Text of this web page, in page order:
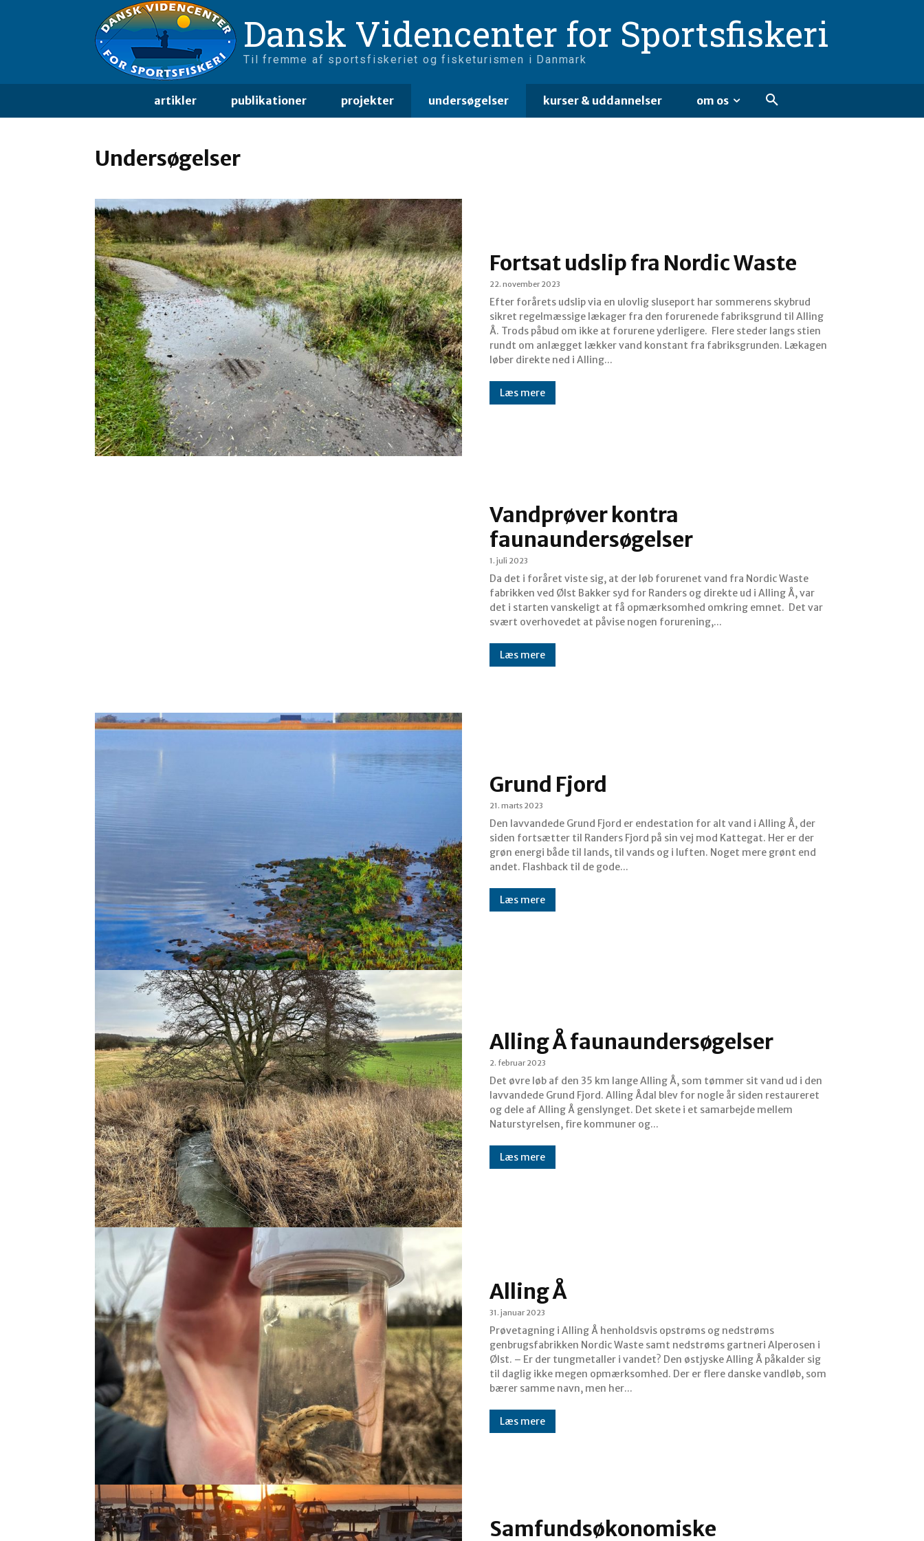
Dansk Videncenter for Sportsfiskeri
Til fremme af sportsfiskeriet og fisketurismen i Danmark
artikler publikationer projekter undersøgelser kurser & uddannelser om os
Undersøgelser
Fortsat udslip fra Nordic Waste
22. november 2023
Efter forårets udslip via en ulovlig sluseport har sommerens skybrud
sikret regelmæssige lækager fra den forurenede fabriksgrund til Alling
Å. Trods påbud om ikke at forurene yderligere. Flere steder langs stien
rundt om anlægget lækker vand konstant fra fabriksgrunden. Lækagen
løber direkte ned i Alling...
Læs mere
Vandprøver kontra
faunaundersøgelser
1. juli 2023
Da det i foråret viste sig, at der løb forurenet vand fra Nordic Waste
fabrikken ved Ølst Bakker syd for Randers og direkte ud i Alling Å, var
det i starten vanskeligt at få opmærksomhed omkring emnet. Det var
svært overhovedet at påvise nogen forurening,...
Læs mere
Grund Fjord
21. marts 2023
Den lavvandede Grund Fjord er endestation for alt vand i Alling Å, der
siden fortsætter til Randers Fjord på sin vej mod Kattegat. Her er der
grøn energi både til lands, til vands og i luften. Noget mere grønt end
andet. Flashback til de gode...
Læs mere
Alling Å faunaundersøgelser
2. februar 2023
Det øvre løb af den 35 km lange Alling Å, som tømmer sit vand ud i den
lavvandede Grund Fjord. Alling Ådal blev for nogle år siden restaureret
og dele af Alling Å genslynget. Det skete i et samarbejde mellem
Naturstyrelsen, fire kommuner og...
Læs mere
Alling Å
31. januar 2023
Prøvetagning i Alling Å henholdsvis opstrøms og nedstrøms
genbrugsfabrikken Nordic Waste samt nedstrøms gartneri Alperosen i
Ølst. – Er der tungmetaller i vandet? Den østjyske Alling Å påkalder sig
til daglig ikke megen opmærksomhed. Der er flere danske vandløb, som
bærer samme navn, men her...
Læs mere
Samfundsøkonomiske